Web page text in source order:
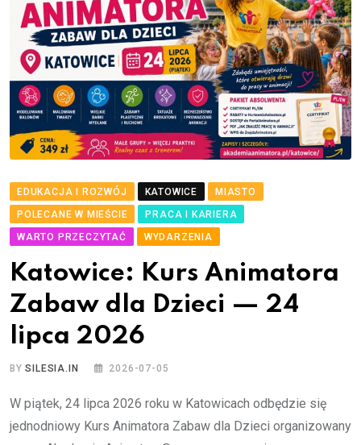
EDUKACJA I ROZWÓJ KATOWICE
MIASTO
POLECANE W MIEŚCIE
PRACA I KARIERA
WARTO PRZECZYTAĆ
WYDARZENIA
Katowice: Kurs Animatora
Zabaw dla Dzieci — 24
lipca 2026
BYSILESIA.IN 2026-07-05
W piątek, 24 lipca 2026 roku w Katowicach odbędzie się
jednodniowy Kurs Animatora Zabaw dla Dzieci organizowany